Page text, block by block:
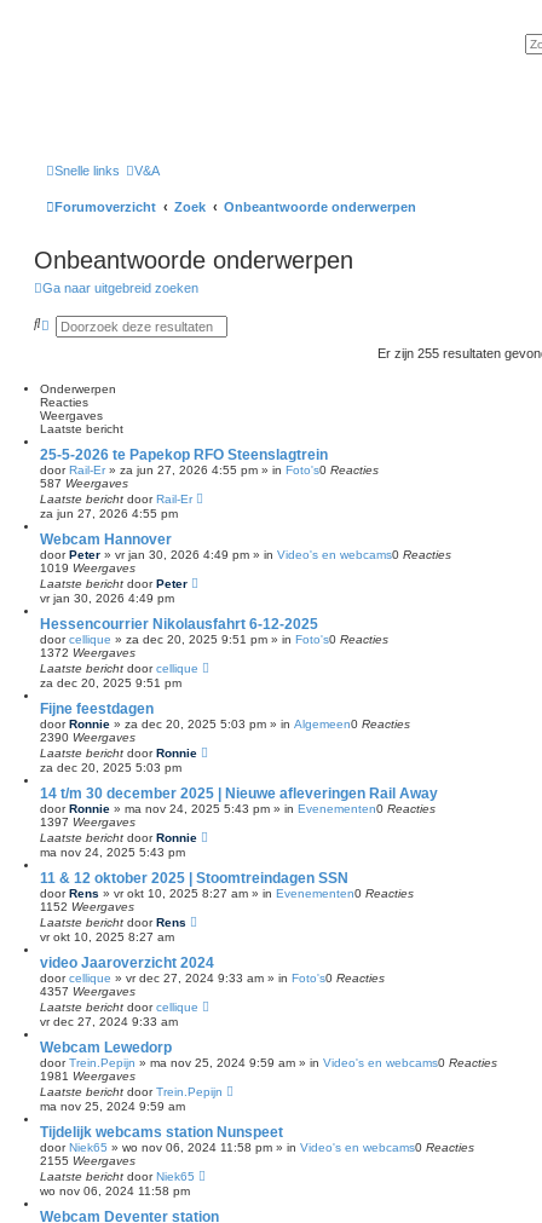
Snelle links V&A
Forumoverzicht Zoek Onbeantwoorde onderwerpen
Onbeantwoorde onderwerpen
Ga naar uitgebreid zoeken
Z U
b
r
e
i
d
z
o
e
k
n
Er zijn 255 resultaten
Onderwerpen
Reacties
Weergaves
Laatste bericht
25-5-2026 te Papekop RFO Steenslagtrein
doorRail-Er» za jun 27, 2026 4:55 pm » in Foto's0 Reacties
587 Weergaves
Laatste bericht doorRail-Er
za jun 27, 2026 4:55 pm
Webcam Hannover
doorPeter » vr jan 30, 2026 4:49 pm » in Video's en webcams0 Reacties
1019 Weergaves
Laatste bericht doorPeter
vr jan 30, 2026 4:49 pm
Hessencourrier Nikolausfahrt 6-12-2025
doorcellique » za dec 20, 2025 9:51 pm » in Foto's0 Reacties
1372 Weergaves
Laatste bericht doorcellique
za dec 20, 2025 9:51 pm
Fijne feestdagen
doorRonnie » za dec 20, 2025 5:03 pm » in Algemeen0 Reacties
2390 Weergaves
Laatste bericht doorRonnie
za dec 20, 2025 5:03 pm
14 t/m 30 december 2025 | Nieuwe afleveringen Rail Away
doorRonnie » ma nov 24, 2025 5:43 pm » in Evenementen0 Reacties
1397 Weergaves
Laatste bericht doorRonnie
ma nov 24, 2025 5:43 pm
11 & 12 oktober 2025 | Stoomtreindagen SSN
doorRens » vr okt 10, 2025 8:27 am » in Evenementen0 Reacties
1152 Weergaves
Laatste bericht doorRens
vr okt 10, 2025 8:27 am
video Jaaroverzicht 2024
doorcellique » vr dec 27, 2024 9:33 am » in Foto's0 Reacties
4357 Weergaves
Laatste bericht doorcellique
vr dec 27, 2024 9:33 am
Webcam Lewedorp
doorTrein.Pepijn » ma nov 25, 2024 9:59 am » in Video's en webcams0 Reacties
1981 Weergaves
Laatste bericht doorTrein.Pepijn
ma nov 25, 2024 9:59 am
Tijdelijk webcams station Nunspeet
doorNiek65 » wo nov 06, 2024 11:58 pm » in Video's en webcams0 Reacties
2155 Weergaves
Laatste bericht doorNiek65
wo nov 06, 2024 11:58 pm
Webcam Deventer station